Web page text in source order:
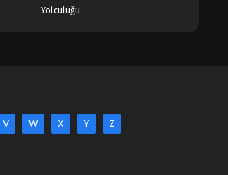
Yolculuğu
V W X Y Z